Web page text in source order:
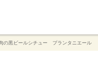
の黒ビールシチュー プランタニエール